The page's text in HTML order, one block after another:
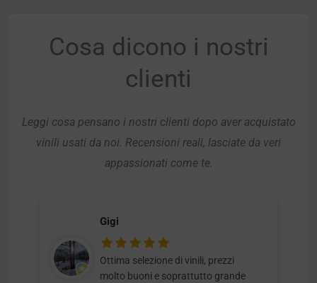
Cosa dicono i nostri
clienti
Leggi cosa pensano i nostri clienti dopo aver acquistato
vinili usati da noi. Recensioni reali, lasciate da veri
appassionati come te.
Gigi
Ottima selezione di vinili, prezzi
molto buoni e soprattutto grande